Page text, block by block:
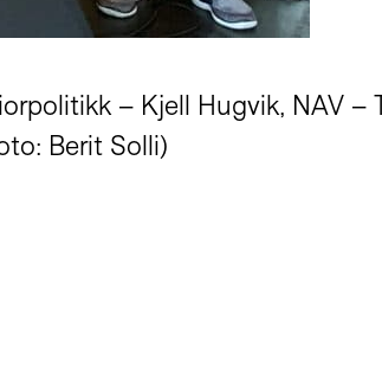
– Kjell Hugvik, NAV –
Berit Solli)